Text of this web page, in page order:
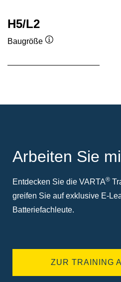
H5/L2
Baugröße
Arbeiten Sie
Entdecken Sie die VARTA®
greifen Sie auf exklusive E-
Batteriefachleute.
ZUR TRAINING